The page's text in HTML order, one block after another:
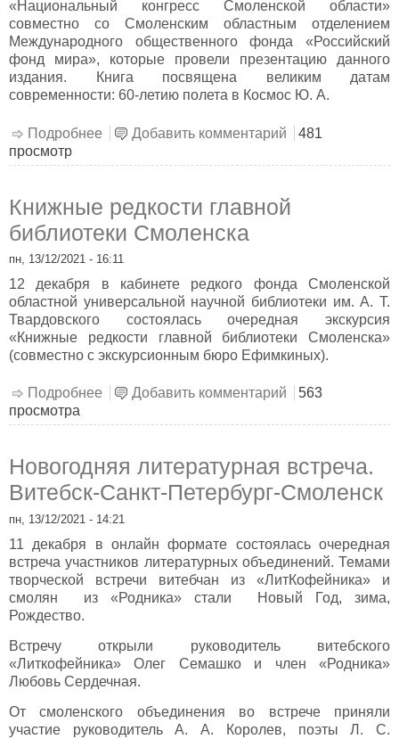
«Национальный конгресс Смоленской области»
совместно со Смоленским областным отделением
Международного общественного фонда «Российский
фонд мира», которые провели презентацию данного
издания. Книга посвящена великим датам
современности: 60-летию полета в Космос Ю. А.
Подробнее о За мир во всём мире
Добавить комментарий
481
просмотр
Книжные редкости главной
библиотеки Смоленска
пн, 13/12/2021 - 16:11
12 декабря в кабинете редкого фонда Смоленской
областной универсальной научной библиотеки им. А. Т.
Твардовского состоялась очередная экскурсия
«Книжные редкости главной библиотеки Смоленска»
(совместно с экскурсионным бюро Ефимкиных).
Подробнее о Книжные редкости главной библиотеки
Добавить комментарий
563
просмотра
Новогодняя литературная встреча.
Витебск-Санкт-Петербург-Смоленск
пн, 13/12/2021 - 14:21
11 декабря в онлайн формате состоялась очередная
встреча участников литературных объединений. Темами
творческой встречи витебчан из «ЛитКофейника» и
смолян из «Родника» стали Новый Год, зима,
Рождество.
Встречу открыли руководитель витебского
«Литкофейника» Олег Семашко и член «Родника»
Любовь Сердечная.
От смоленского объединения во встрече приняли
участие руководитель А. А. Королев, поэты Л. С.